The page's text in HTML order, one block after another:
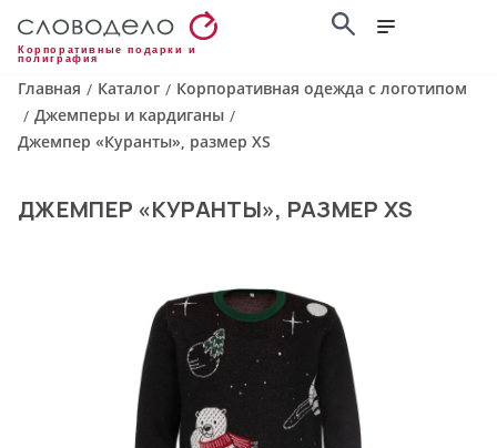
Корпоративные подарки и
полиграфия
Главная / Каталог / Корпоративная одежда с логотипом
/ Джемперы и кардиганы /
Джемпер «Куранты», размер XS
ДЖЕМПЕР «КУРАНТЫ», РАЗМЕР XS